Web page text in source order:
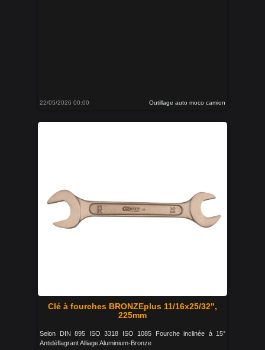
22/05/2026 00:00 Outillage auto moco camion
Clé à fourches BRONZEplus 11/16x25/32",
225mm
Selon DIN 895 ISO 3318 ISO 1085 Fourche inclinée à 15°
Antidéflagrant Alliage Aluminium-Bronze